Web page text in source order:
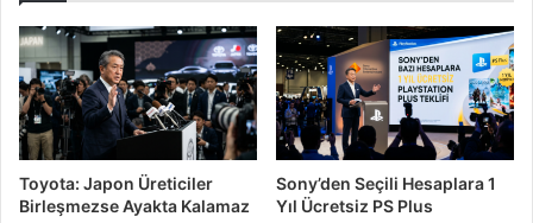
Toyota: Japon Üreticiler
Birleşmezse Ayakta Kalamaz
Sony’den Seçili Hesaplara 1
Yıl Ücretsiz PS Plus